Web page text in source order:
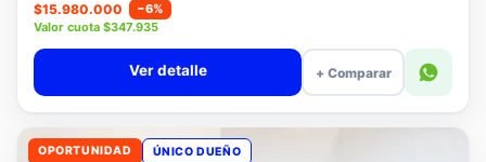
$16.980.000
$15.980.000
−6%
Valor cuota $347.935
+ Comparar